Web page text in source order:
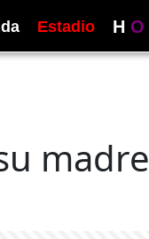
Estadio H O
madre